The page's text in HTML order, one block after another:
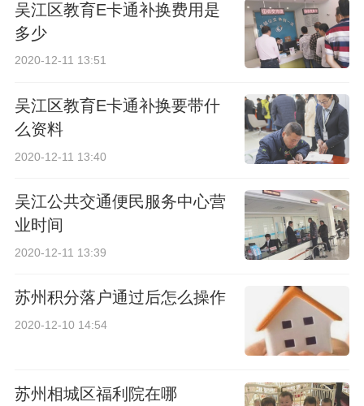
吴江区教育E卡通补换费用是
多少
2020-12-11 13:51
吴江区教育E卡通补换要带什
么资料
2020-12-11 13:40
吴江公共交通便民服务中心营
业时间
2020-12-11 13:39
苏州积分落户通过后怎么操作
2020-12-10 14:54
苏州相城区福利院在哪